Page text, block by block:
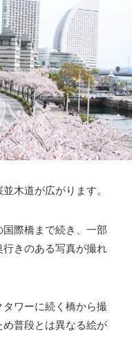
木道が広がります。
国際橋まで続き、一部
きのある写真が撮れ
タワーに続く橋から撮
普段とは異なる絵が